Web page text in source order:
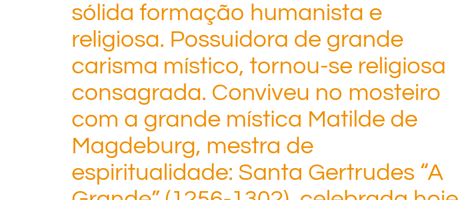
sólida formação humanista e
religiosa. Possuidora de grande
carisma místico, tornou-se religiosa
consagrada. Conviveu no mosteiro
com a grande mística Matilde de
Magdeburg, mestra de
espiritualidade: Santa Gertrudes “A